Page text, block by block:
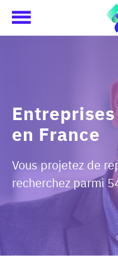
en France
Vous projetez de
recherchez parmi